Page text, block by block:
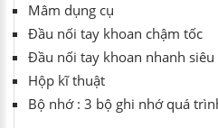
Mâm dụng cụ
Đầu nối tay khoan chậm tốc
Đầu nối tay khoan nhanh siêu
Hộp kĩ thuật
Bộ nhớ : 3 bộ ghi nhớ quá